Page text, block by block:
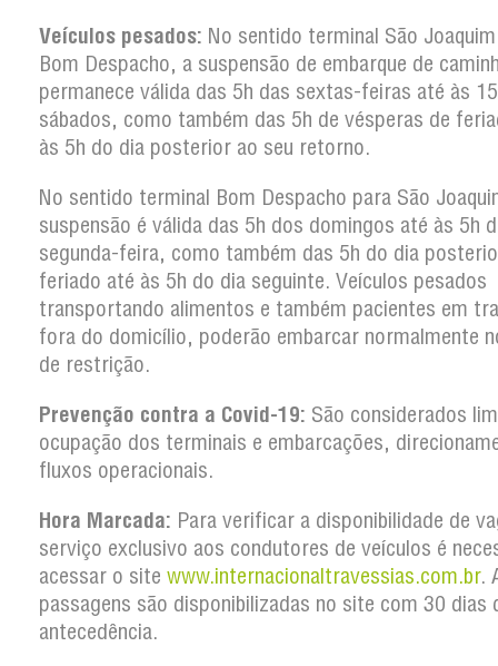
Veículos pesados: No sentido terminal São
Bom Despacho, a suspensão de embarque de
permanece válida das 5h das sextas-feiras até às
sábados, como também das 5h de vésperas de
às 5h do dia posterior ao seu retorno.
No sentido terminal Bom Despacho para São
suspensão é válida das 5h dos domingos até às 5h
segunda-feira, como também das 5h do dia
feriado até às 5h do dia seguinte. Veículos pesados
transportando alimentos e também pacientes em
fora do domicílio, poderão embarcar normalmente
de restrição.
Prevenção contra a Covid-19: São considerados
ocupação dos terminais e embarcações,
fluxos operacionais.
Hora Marcada: Para verificar a disponibilidade de
serviço exclusivo aos condutores de veículos é
acessar o site www.internacionaltravessias.com.br.
passagens são disponibilizadas no site com 30 dias
antecedência.